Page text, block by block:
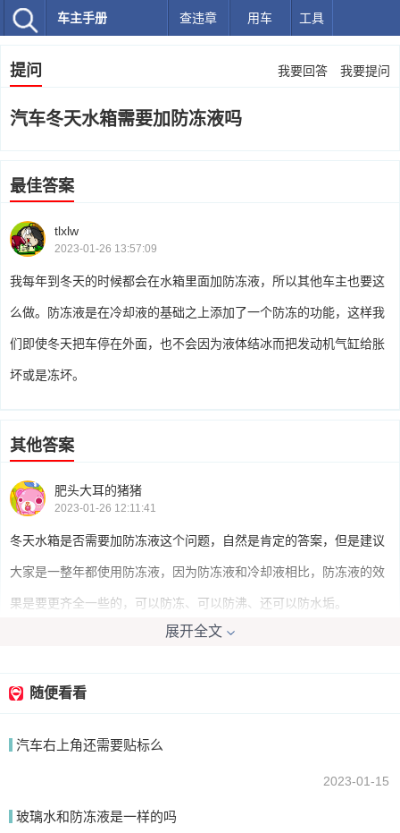
车主手册 查违章 用车 工具
提问 我要回答 我要提问
汽车冬天水箱需要加防冻液吗
最佳答案
tlxlw
2023-01-26 13:57:09
我每年到冬天的时候都会在水箱里面加防冻液，所以其他车主也要这
么做。防冻液是在冷却液的基础之上添加了一个防冻的功能，这样我
们即使冬天把车停在外面，也不会因为液体结冰而把发动机气缸给胀
坏或是冻坏。
其他答案
肥头大耳的猪猪
2023-01-26 12:11:41
冬天水箱是否需要加防冻液这个问题，自然是肯定的答案，但是建议
大家是一整年都使用防冻液，因为防冻液和冷却液相比，防冻液的效
果是要更齐全一些的，可以防冻、可以防沸、还可以防水垢。
展开全文
随便看看
汽车右上角还需要贴标么
2023-01-15
玻璃水和防冻液是一样的吗